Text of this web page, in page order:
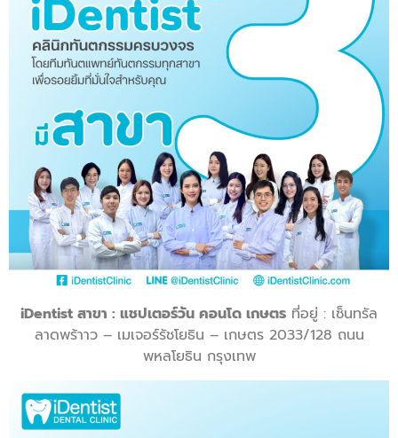
iDentist สาขา : แชปเตอร์วัน คอนโด เกษตร ที่อยู่ : เซ็นทรัล
ลาดพร้าาว – เมเจอร์รัชโยธิน – เกษตร 2033/128 ถนน
พหลโยธิน กรุงเทพ